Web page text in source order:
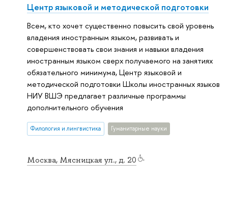
Москва, Мясницкая ул., д. 20
Центр языковой и методической подготовки
Всем, кто хочет существенно повысить свой уровень
владения иностранным языком, развивать и
совершенствовать свои знания и навыки владения
иностранным языком сверх получаемого на занятиях
обязательного минимума, Центр языковой и
методической подготовки Школы иностранных языков
НИУ ВШЭ предлагает различные программы
дополнительного обучения
Филология и лингвистика Гуманитарные науки